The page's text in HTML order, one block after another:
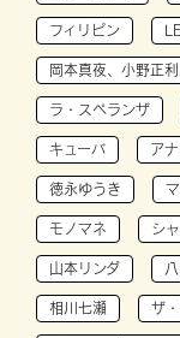
フィリピン
岡本真夜、小野正
ラ・スペランザ
キューバ ア
徳永ゆうき
モノマネ シ
山本リンダ
相川七瀬 ザ